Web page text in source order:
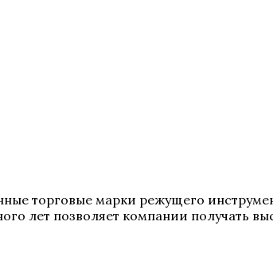
торговые марки режущего
лет позволяет компании получать